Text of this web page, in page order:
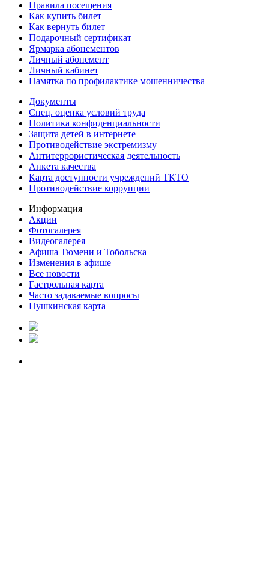
Правила посещения
Как купить билет
Как вернуть билет
Подарочный сертификат
Ярмарка абонементов
Личный абонемент
Личный кабинет
Памятка по профилактике мошенничества
Документы
Спец. оценка условий труда
Политика конфиденциальности
Защита детей в интернете
Противодействие экстремизму
Антитеррористическая деятельность
Анкета качества
Карта доступности учреждений ТКТО
Противодействие коррупции
Информация
Акции
Фотогалерея
Видеогалерея
Афиша Тюмени и Тобольска
Изменения в афише
Все новости
Гастрольная карта
Часто задаваемые вопросы
Пушкинская карта